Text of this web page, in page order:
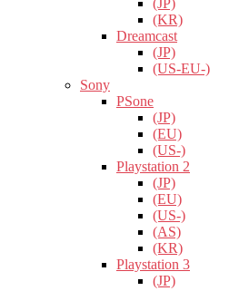
(JP)
(KR)
Dreamcast
(JP)
(US-EU-)
Sony
PSone
(JP)
(EU)
(US-)
Playstation 2
(JP)
(EU)
(US-)
(AS)
(KR)
Playstation 3
(JP)